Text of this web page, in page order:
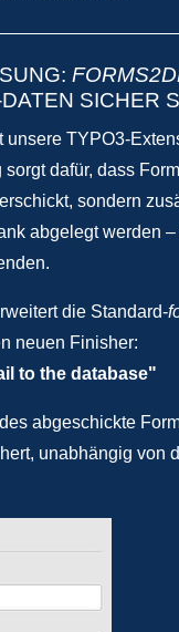
SICHER
unsere TYPO3-
sorgt dafür, dass
sondern
abgelegt werden
die Standard-
neuen Finisher:
to the database"
abgeschickte
unabhängig von